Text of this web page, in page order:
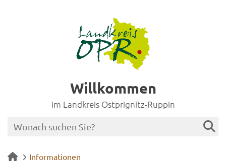
Willkommen
im Landkreis Ostprignitz-Ruppin
Informationen